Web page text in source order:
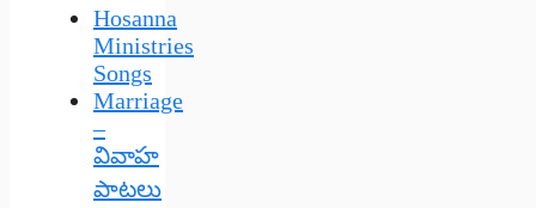
Hosanna
Ministries
Songs
Marriage
–
వివాహ
పాటలు